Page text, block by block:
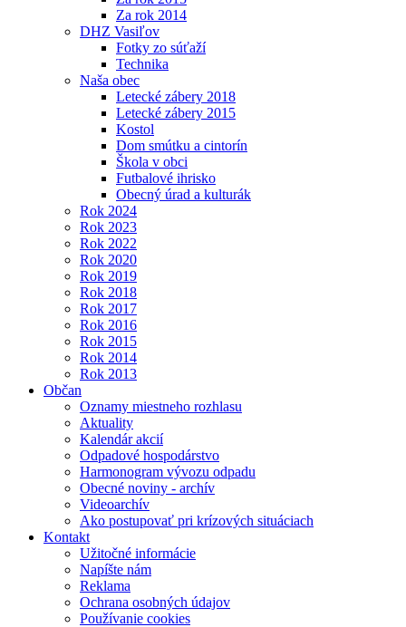
Za rok 2014
DHZ Vasiľov
Fotky zo súťaží
Technika
Naša obec
Letecké zábery 2018
Letecké zábery 2015
Kostol
Dom smútku a cintorín
Škola v obci
Futbalové ihrisko
Obecný úrad a kulturák
Rok 2024
Rok 2023
Rok 2022
Rok 2020
Rok 2019
Rok 2018
Rok 2017
Rok 2016
Rok 2015
Rok 2014
Rok 2013
Občan
Oznamy miestneho rozhlasu
Aktuality
Kalendár akcií
Odpadové hospodárstvo
Harmonogram vývozu odpadu
Obecné noviny - archív
Videoarchív
Ako postupovať pri krízových situáciach
Kontakt
Užitočné informácie
Napíšte nám
Reklama
Ochrana osobných údajov
Používanie cookies